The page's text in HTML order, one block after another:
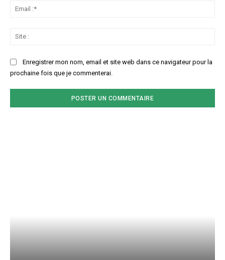
Enregistrer mon nom, email et site web dans ce navigateur pour la
prochaine fois que je commenterai.